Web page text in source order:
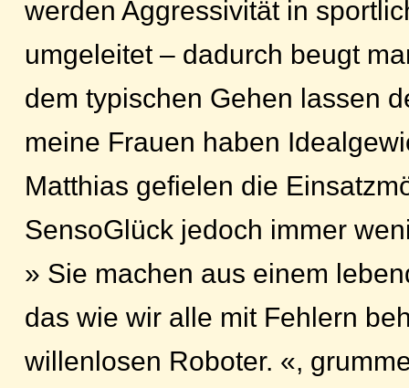
werden Aggressivität in
umgeleitet – dadurch beugt
dem typischen Gehen lassen
meine Frauen haben
Matthias gefielen die
SensoGlück jedoch immer
» Sie machen aus einem
das wie wir alle mit Fehlern
willenlosen Roboter. «,